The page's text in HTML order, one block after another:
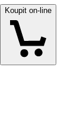
Koupit on-line